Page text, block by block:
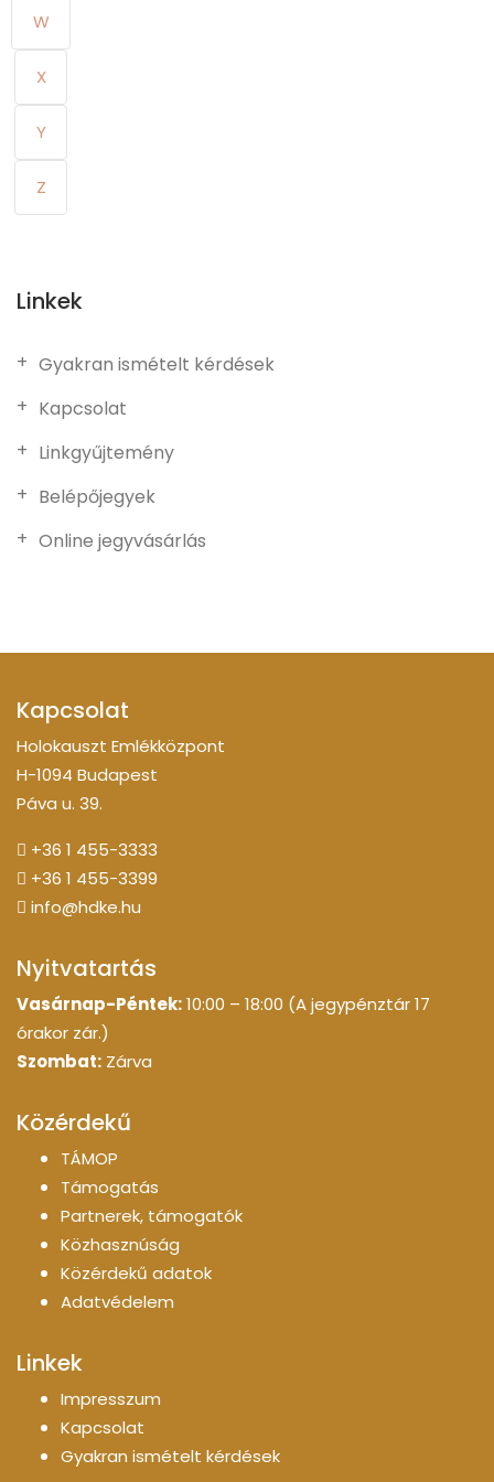
W
X
Y
Z
Linkek
Gyakran ismételt kérdések
Kapcsolat
Linkgyűjtemény
Belépőjegyek
Online jegyvásárlás
Kapcsolat
Holokauszt Emlékközpont
H-1094 Budapest
Páva u. 39.
+36 1 455-3333
+36 1 455-3399
info@hdke.hu
Nyitvatartás
Vasárnap-Péntek:10:00 – 18:00 (A jegypénztár 17
órakor zár.)
Szombat: Zárva
Közérdekű
TÁMOP
Támogatás
Partnerek, támogatók
Közhasznúság
Közérdekű adatok
Adatvédelem
Linkek
Impresszum
Kapcsolat
Gyakran ismételt kérdések